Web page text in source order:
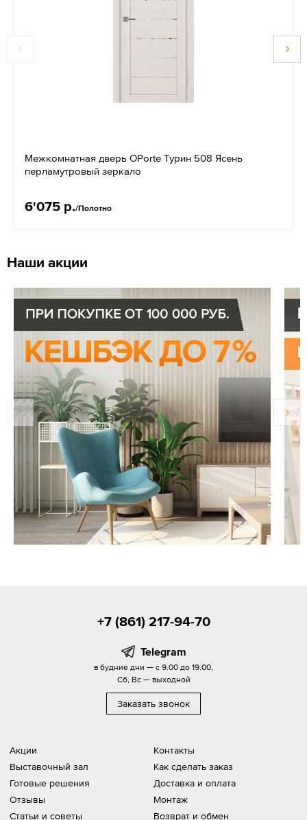
Межкомнатная дверь OPorte Турин 508 Ясень
перламутровый зеркало
6'075 р./Полотно
Наши акции
Акции
Выставочный зал
Готовые решения
Отзывы
Статьи и советы
Контакты
Как сделать заказ
Доставка и оплата
Монтаж
Возврат и обмен
+7 (861) 217-94-70
Telegram
в будние дни — с 9.00 до 19.00,
Сб, Вс — выходной
Заказать звонок